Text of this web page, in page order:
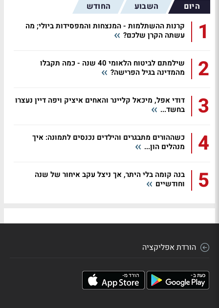
היום השבוע החודש
1
קרנות ההשתלמות - המנצחות והמפסידות ביולי; מה
עשתה הקרן שלכם?
2
שילמתם לביטוח הלאומי 40 שנה - כמה תקבלו
מהמדינה בגיל הפרישה?
3
דודי אפל, מיכאל קליינר והאחים איציק ויפה דיין נעצרו
בחשד...
4
כשההורים מתבגרים והילדים נכנסים לתמונה: איך
מנהלים הון...
5
בנה קומה בלי היתר, אך ניצל עקב איחור של שנה
וחודשיים
הורדת אפליקציה